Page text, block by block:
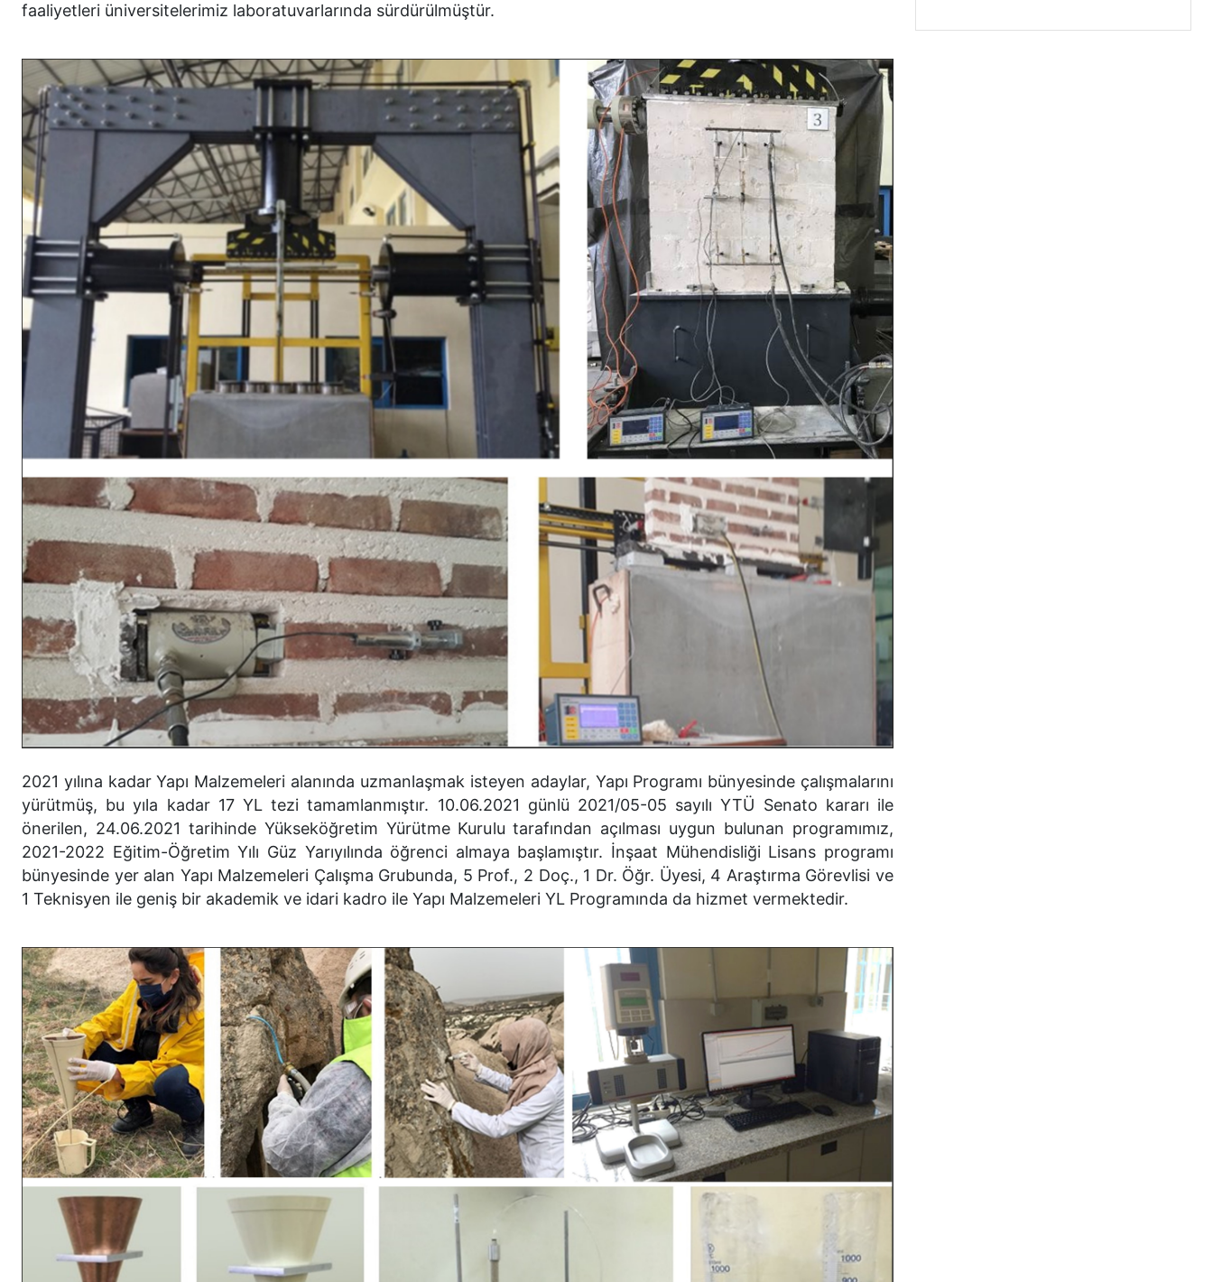
faaliyetleri üniversitelerimiz laboratuvarlarında sürdürülmüştür.
2021 yılına kadar Yapı Malzemeleri alanında uzmanlaşmak isteyen adaylar, Yapı Programı bünyesinde çalışmalarını
yürütmüş, bu yıla kadar 17 YL tezi tamamlanmıştır. 10.06.2021 günlü 2021/05-05 sayılı YTÜ Senato kararı ile
önerilen, 24.06.2021 tarihinde Yükseköğretim Yürütme Kurulu tarafından açılması uygun bulunan programımız,
2021-2022 Eğitim-Öğretim Yılı Güz Yarıyılında öğrenci almaya başlamıştır. İnşaat Mühendisliği Lisans programı
bünyesinde yer alan Yapı Malzemeleri Çalışma Grubunda, 5 Prof., 2 Doç., 1 Dr. Öğr. Üyesi, 4 Araştırma Görevlisi ve
1 Teknisyen ile geniş bir akademik ve idari kadro ile Yapı Malzemeleri YL Programında da hizmet vermektedir.